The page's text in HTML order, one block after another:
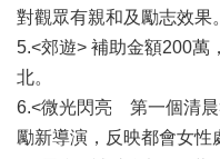
文
化
節
慶
廉
對觀眾有親和及勵志效果。
5.<郊遊> 補助金額200萬
北。
6.<微光閃亮 第一個清晨
勵新導演，反映都會女性